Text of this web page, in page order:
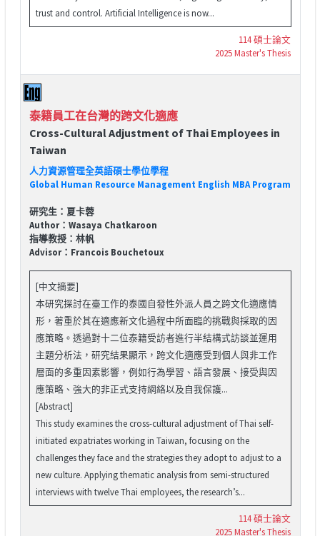
trust and control. Artificial Intelligence is now...
114 碩士論文
2025 Master's Thesis
泰籍員工在台灣的跨文化適應
Cross-Cultural Adjustment of Thai Employees in
Taiwan
人力資源管理全英語碩士學位學程
Global Human Resource Management English MBA Program
研究生：夏卡蓉
Author：Wasaya Chatkaroon
指導教授：林帆
Advisor：Francois Bouchetoux
[中文摘要]
本研究探討在臺工作的泰國自發性外派人員之跨文化適應情
形，著重於其在適應新文化過程中所面臨的挑戰與採取的因
應策略。透過對十二位泰籍受訪者進行半結構式訪談並運用
主題分析法，研究結果顯示，跨文化適應受到個人與非工作
層面的多重因素影響，例如行為學習、語言發展、接受與因
應策略、強大的非正式支持網絡以及自我保護...
[Abstract]
This study examines the cross-cultural adjustment of Thai self-
initiated expatriates working in Taiwan, focusing on the
challenges they face and the strategies they adopt to adjust to a
new culture. Applying thematic analysis from semi-structured
interviews with twelve Thai employees, the research’s...
114 碩士論文
2025 Master's Thesis